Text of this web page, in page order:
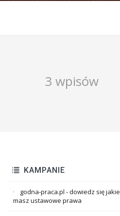
3 wpisów
KAMPANIE
godna-praca.pl - dowiedz się jakie
masz ustawowe prawa